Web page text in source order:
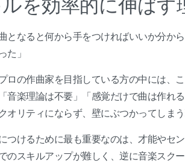
となると何から手をつければいいか分か
た」
ロの作曲家を目指している方の中には、
音楽理論は不要」「感覚だけで曲は作れ
リティにならず、壁にぶつかってしま
つけるために最も重要なのは、才能やセ
のスキルアップが難しく、逆に音楽スク